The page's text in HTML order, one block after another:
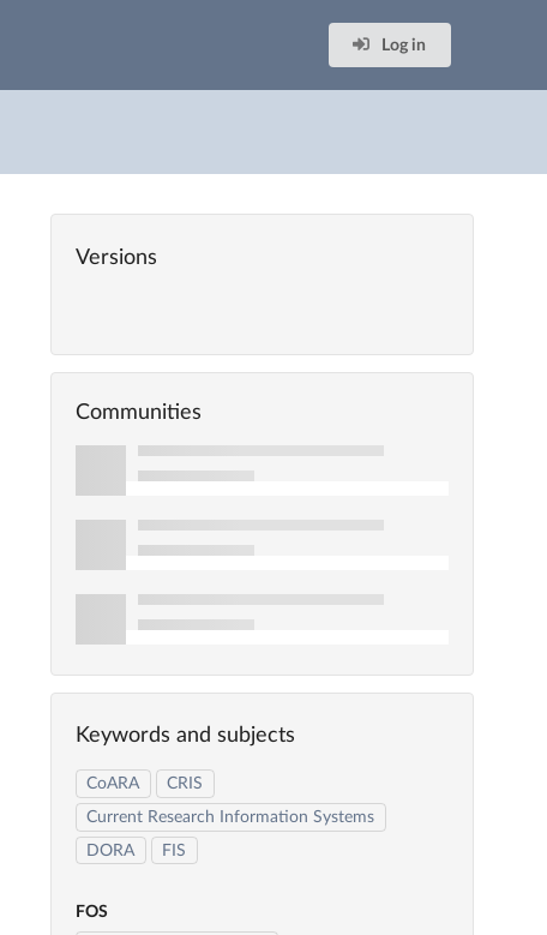
Log in
Versions
Communities
Keywords and subjects
CoARA
CRIS
Current Research Information Systems
DORA
FIS
FOS